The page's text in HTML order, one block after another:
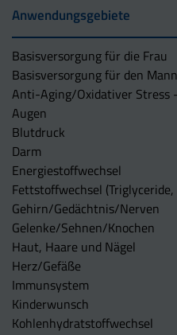
Anwendungsgebiete
Basisversorgung für die Frau
Basisversorgung für den Mann
Anti-Aging/Oxidativer Stress
Augen
Blutdruck
Darm
Energiestoffwechsel
Fettstoffwechsel
Gehirn/Gedächtnis/Nerven
Gelenke/Sehnen/Knochen
Haut, Haare und Nägel
Herz/Gefäße
Immunsystem
Kinderwunsch
Kohlenhydratstoffwechsel